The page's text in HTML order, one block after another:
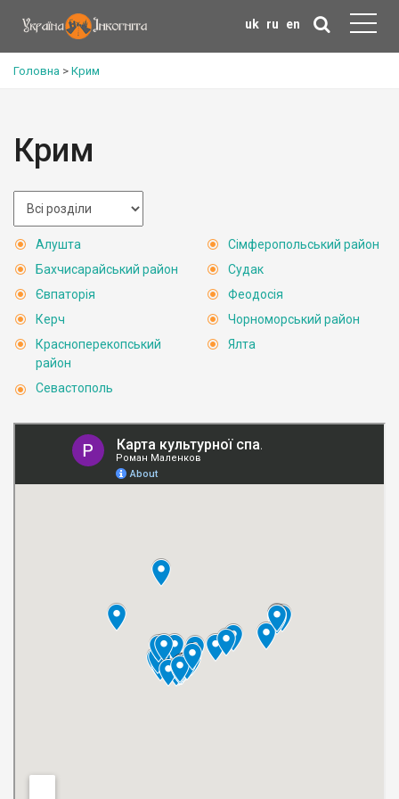
uk ru en
Головна > Крим
Крим
Алушта
Бахчисарайський район
Євпаторія
Керч
Красноперекопський
район
Севастополь
Сімферопольський район
Судак
Феодосія
Чорноморський район
Ялта